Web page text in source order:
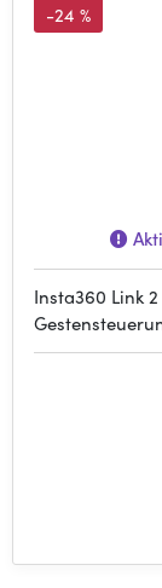
-24 %
Insta360 Link